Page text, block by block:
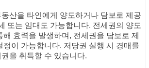
산을 타인에게 양도하거나 담보로 제공
또는 임대도 가능합니다. 전세권의 양도
해 효력을 발생하며, 전세권을 담보로 제
정이 가능합니다. 저당권 실행 시 경매를
을 취득할 수 있습니다.